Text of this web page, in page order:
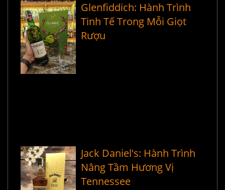
Glenfiddich: Hành Trình
Tinh Tế Trong Mỗi Giọt
Rượu
Jack Daniel's: Hành Trình
Nâng Tầm Hương Vị
Tennessee